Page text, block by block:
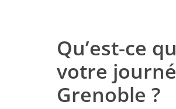
Qu’est-ce
votre
Grenoble ?